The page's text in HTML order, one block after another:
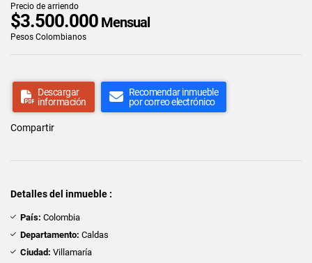
Precio de arriendo
$3.500.000 Mensual
Pesos Colombianos
Descargar
información
Recomendar inmueble
por correo electrónico
Compartir
Detalles del inmueble :
País: Colombia
Departamento: Caldas
Ciudad: Villamaría